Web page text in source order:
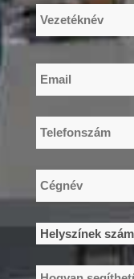
Keresztnév
Email
*
Telefonszám
*
Cégnév
*
Helyszínek
Hogyan